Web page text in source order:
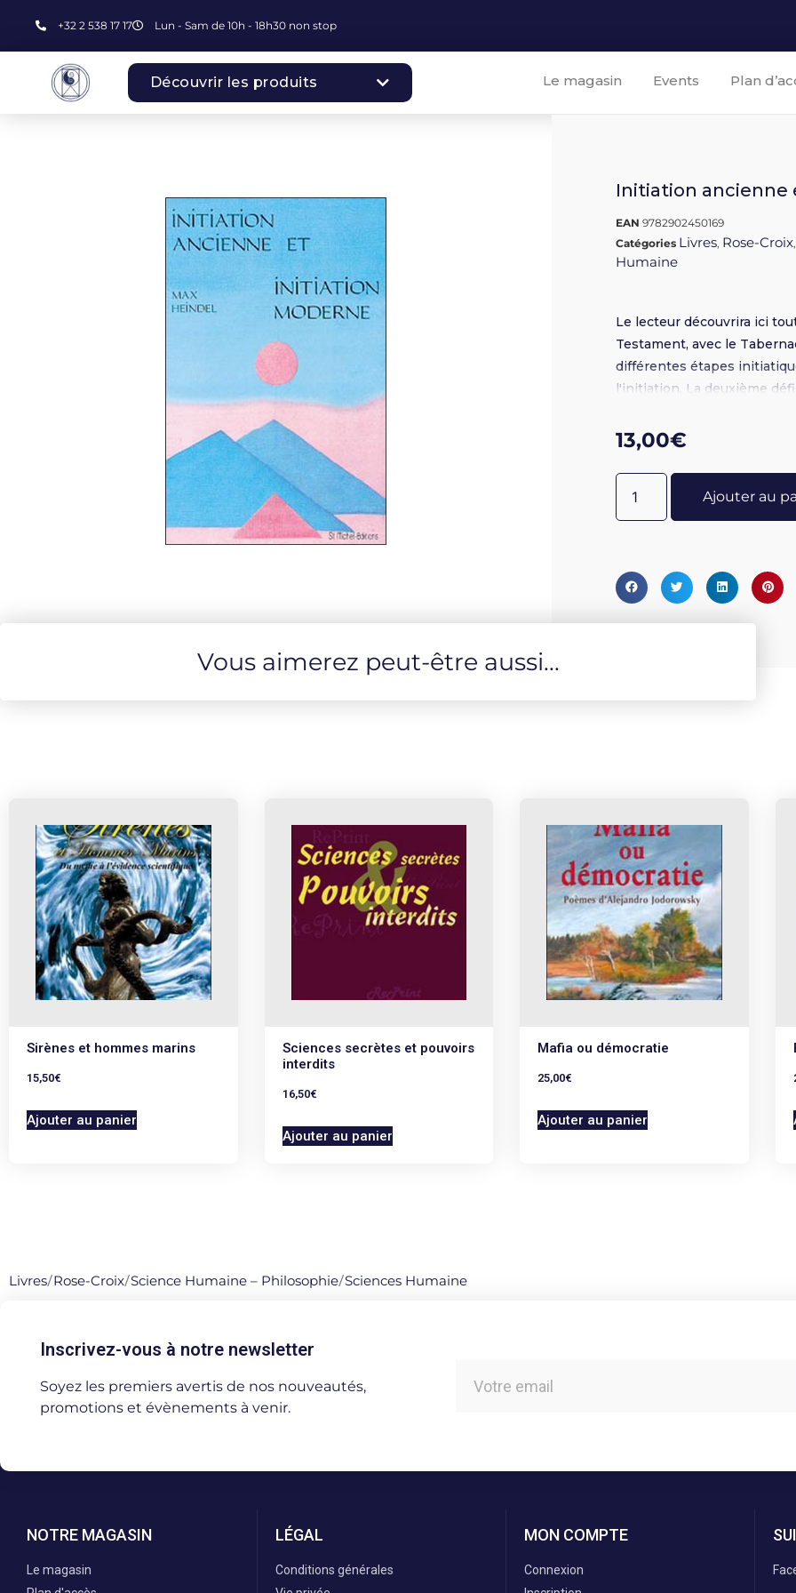
+32 2 538 17 17 Lun - Sam de 10h - 18h30 non stop
Découvrir les produits Le magasin Events Plan
Initiation
EAN9782902450169
Catégories Livres, Rose-Croix
Humaine
Le lecteur découvrira ici
Testament, avec le
différentes étapes
l'initiation. La deuxième
13,00€
Ajouter au
Vous aimerez peut-être aussi...
Sirènes et hommes marins
15,50€
Ajouter au panier
Sciences secrètes et pouvoirs
interdits
16,50€
Ajouter au panier
Mafia ou démocratie
25,00€
Ajouter au panier
Livres/Rose-Croix/Science Humaine – Philosophie/Sciences Humaine
Inscrivez-vous à notre newsletter
Soyez les premiers avertis de nos nouveautés,
promotions et évènements à venir.
NOTRE MAGASIN
Le magasin
LÉGAL
Conditions générales
MON COMPTE
Connexion